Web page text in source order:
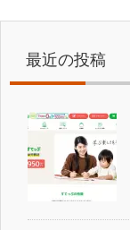
最近の投稿